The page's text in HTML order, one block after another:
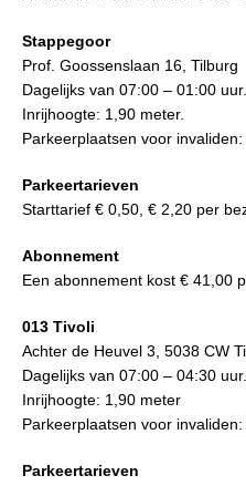
Stappegoor
Prof. Goossenslaan 16, Tilburg
Dagelijks van 07:00 – 01:00 uur.
Inrijhoogte: 1,90 meter.
Parkeerplaatsen voor invaliden:
Parkeertarieven
Starttarief € 0,50, € 2,20 per
Abonnement
Een abonnement kost € 41,00
013 Tivoli
Achter de Heuvel 3, 5038 CW
Dagelijks van 07:00 – 04:30
Inrijhoogte: 1,90 meter
Parkeerplaatsen voor invaliden:
Parkeertarieven